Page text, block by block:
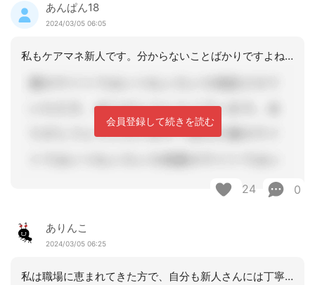
あんぱん18
2024/03/05 06:05
私もケアマネ新人です。分からないことばかりですよね。以前は違う仕事をしていました
会員登録して続きを読む
24 0
ありんこ
2024/03/05 06:25
私は職場に恵まれてきた方で、自分も新人さんには丁寧に対応してきたつもりなので、読